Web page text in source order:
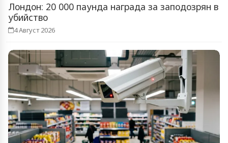
Лондон: 20 000 паунда награда за заподозрян в
убийство
4 Август 2026